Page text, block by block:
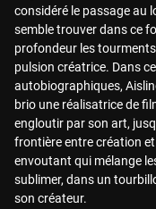
considéré le passage au
semble trouver dans ce
profondeur les
pulsion créatrice. Dans
autobiographiques,
brio une réalisatrice de
engloutir par son art,
frontière entre création
envoutant qui mélange
sublimer, dans un
son créateur.